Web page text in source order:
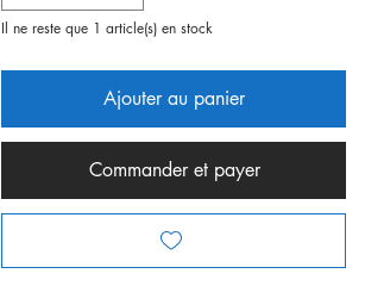
Il ne reste que 1 article(s) en stock
Ajouter au panier
Commander et payer